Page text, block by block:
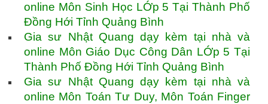
online Môn Sinh Học LỚp 5 Tại Thành Phố
Đồng Hới Tỉnh Quảng Bình
Gia sư Nhật Quang dạy kèm tại nhà và
online Môn Giáo Dục Công Dân LỚp 5 Tại
Thành Phố Đồng Hới Tỉnh Quảng Bình
Gia sư Nhật Quang dạy kèm tại nhà và
online Môn Toán Tư Duy, Môn Toán Finger